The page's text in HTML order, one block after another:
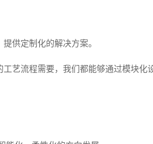
供定制化的解决方案。
艺流程需要，我们都能够通过模块化